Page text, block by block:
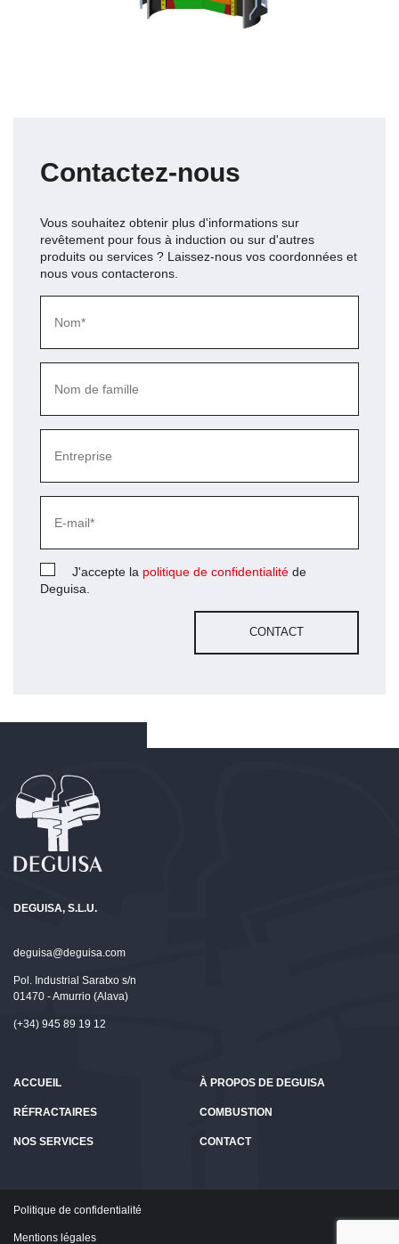
Contactez-nous
Vous souhaitez obtenir plus d'informations sur
revêtement pour fous à induction ou sur d'autres
produits ou services ? Laissez-nous vos coordonnées et
nous vous contacterons.
J'accepte la politique de confidentialité de
Deguisa.
DEGUISA, S.L.U.
deguisa@deguisa.com
Pol. Industrial Saratxo s/n
01470 - Amurrio (Alava)
(+34) 945 89 19 12
ACCUEIL À PROPOS DE DEGUISA
RÉFRACTAIRES COMBUSTION
NOS SERVICES CONTACT
Politique de confidentialité
Mentions légales